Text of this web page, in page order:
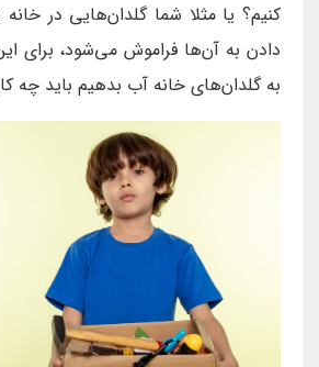
کنیم؟ یا مثلا شما گلدان‌هایی در
دادن به آن‌ها فراموش می‌شود، برای
به گلدان‌های خانه آب بدهیم باید چه